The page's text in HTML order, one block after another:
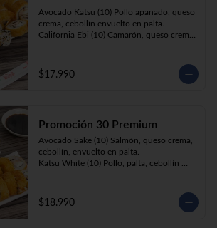
crema envuelto en panko.
Avocado Katsu (10) Pollo apanado, queso
crema, cebollín envuelto en palta.
California Ebi (10) Camarón, queso crema,
crema, cebollín, apanado en panko.
$17.990
Promoción 30 Premium
Avocado Sake (10) Salmón, queso crema,
cebollín, envuelto en palta.
Katsu White (10) Pollo, palta, cebollín
cebollín, apanado en panko.
$18.990